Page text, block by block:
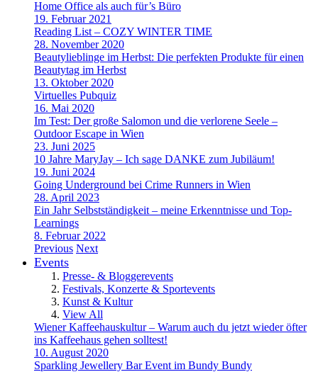
Home Office als auch für’s Büro
19. Februar 2021
Reading List – COZY WINTER TIME
28. November 2020
Beautylieblinge im Herbst: Die perfekten Produkte für einen
Beautytag im Herbst
13. Oktober 2020
Virtuelles Pubquiz
16. Mai 2020
Im Test: Der große Salomon und die verlorene Seele –
Outdoor Escape in Wien
23. Juni 2025
10 Jahre MaryJay – Ich sage DANKE zum Jubiläum!
19. Juni 2024
Going Underground bei Crime Runners in Wien
28. April 2023
Ein Jahr Selbstständigkeit – meine Erkenntnisse und Top-
Learnings
8. Februar 2022
Previous Next
Events
Presse- & Bloggerevents
Festivals, Konzerte & Sportevents
Kunst & Kultur
View All
Wiener Kaffeehauskultur – Warum auch du jetzt wieder öfter
ins Kaffeehaus gehen solltest!
10. August 2020
Sparkling Jewellery Bar Event im Bundy Bundy